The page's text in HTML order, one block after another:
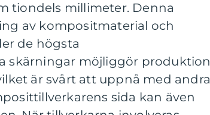
tiondels millimeter. Denna
av kompositmaterial och
de högsta
skärningar möjliggör produktion
är svårt att uppnå med andra
sida kan även